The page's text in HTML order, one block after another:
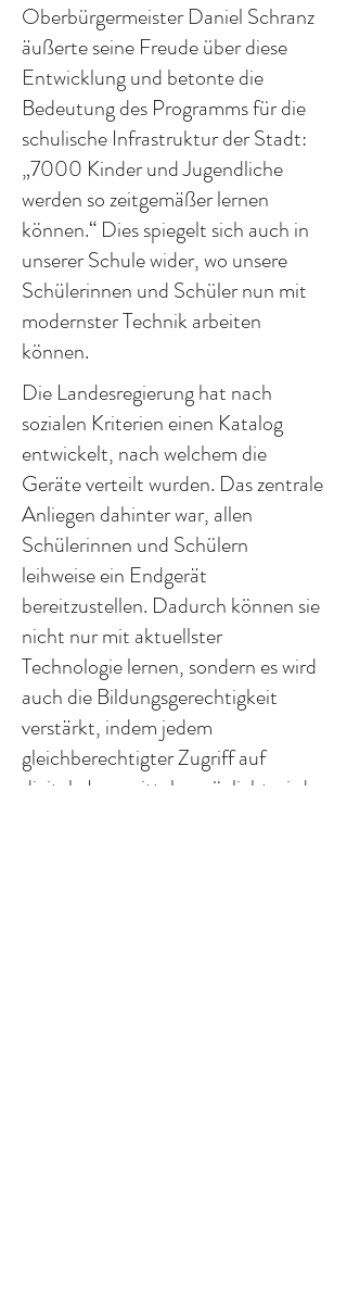
Oberbürgermeister Daniel Schranz
äußerte seine Freude über diese
Entwicklung und betonte die
Bedeutung des Programms für die
schulische Infrastruktur der Stadt:
„7000 Kinder und Jugendliche
werden so zeitgemäßer lernen
können.“ Dies spiegelt sich auch in
unserer Schule wider, wo unsere
Schülerinnen und Schüler nun mit
modernster Technik arbeiten
können.
Die Landesregierung hat nach
sozialen Kriterien einen Katalog
entwickelt, nach welchem die
Geräte verteilt wurden. Das zentrale
Anliegen dahinter war, allen
Schülerinnen und Schülern
leihweise ein Endgerät
bereitzustellen. Dadurch können sie
nicht nur mit aktuellster
Technologie lernen, sondern es wird
auch die Bildungsgerechtigkeit
verstärkt, indem jedem
gleichberechtigter Zugriff auf
digitale Lernmittel ermöglicht wird.